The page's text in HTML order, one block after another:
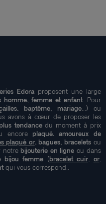
Edoraproposent une large
homme, femme et enfant. Pour
baptême, mariage...) ou
avons à cœur de proposer les
tendancedu moment à prix
encore plaqué, amoureux de
plaqué or, bagues, braceletsou
notre bijouterie en ligne ou dans
bijou femme (bracelet cuir or,
qui vous correspond..